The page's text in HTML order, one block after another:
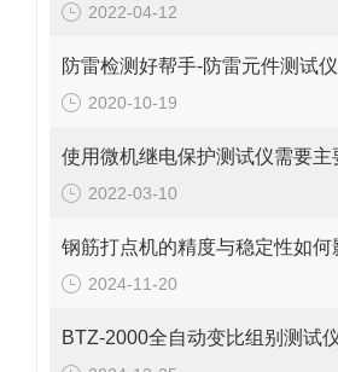
2022-04-12
防雷检测好帮手-防雷元件测试仪
2020-10-19
2022-03-10
2024-11-20